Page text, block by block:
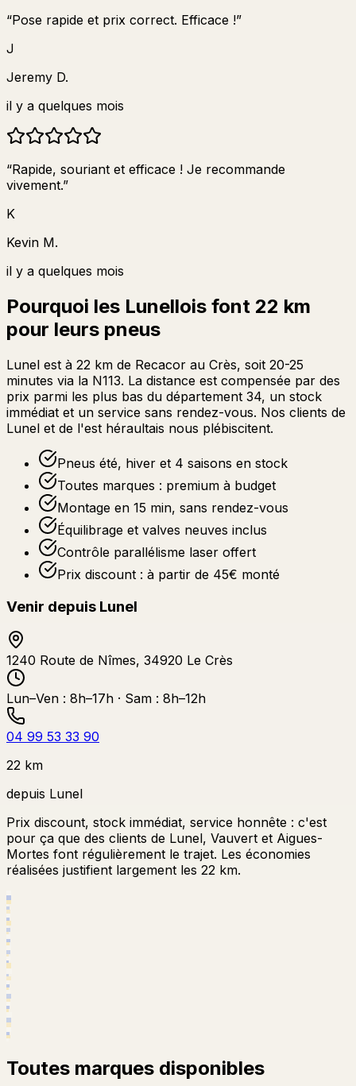
“Pose rapide et prix correct. Efficace !”
J
Jeremy D.
il y a quelques mois
“Rapide, souriant et efficace ! Je recommande
vivement.”
K
Kevin M.
il y a quelques mois
Pourquoi les Lunellois font 22 km
pour leurs pneus
Lunel est à 22 km de Recacor au Crès, soit 20-25
minutes via la N113. La distance est compensée par des
prix parmi les plus bas du département 34, un stock
immédiat et un service sans rendez-vous. Nos clients de
Lunel et de l'est héraultais nous plébiscitent.
Pneus été, hiver et 4 saisons en stock
Toutes marques : premium à budget
Montage en 15 min, sans rendez-vous
Équilibrage et valves neuves inclus
Contrôle parallélisme laser offert
Prix discount : à partir de 45€ monté
Venir depuis Lunel
1240 Route de Nîmes, 34920 Le Crès
Lun–Ven : 8h–17h · Sam : 8h–12h
04 99 53 33 90
22 km
depuis Lunel
Prix discount, stock immédiat, service honnête : c'est
pour ça que des clients de Lunel, Vauvert et Aigues-
Mortes font régulièrement le trajet. Les économies
réalisées justifient largement les 22 km.
Toutes marques disponibles